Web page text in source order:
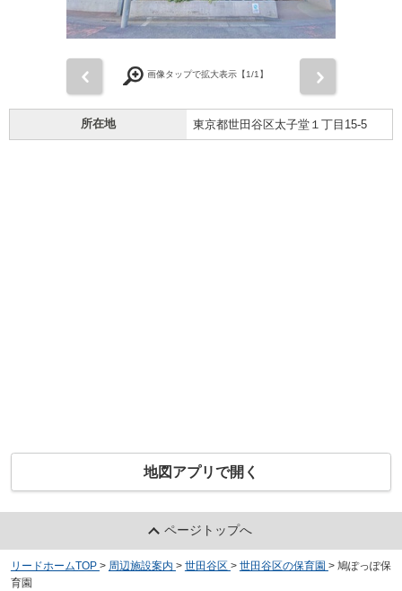
画像タップで拡大表示【1/1】
所在地 東京都世田谷区太子堂１丁目15-5
地図アプリで開く
ページトップへ
リードホームTOP > 周辺施設案内 > 世田谷区 > 世田谷区の保育園 > 鳩ぽっぽ保
育園